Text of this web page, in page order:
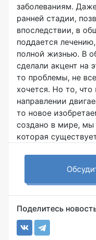
заболеваниям.
ранней стадии,
впоследствии, в
поддается
полной жизнью. В
сделали акцент на
то проблемы, не
хочется. Но то,
направлении
то новое
создано в мире, мы
которая
Поделитесь